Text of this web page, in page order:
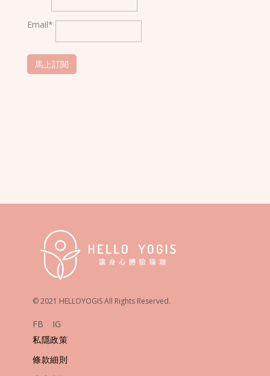
Email*
© 2021 HELLOYOGIS All Rights Reserved.
FB
IG
私隱政策
條款細則